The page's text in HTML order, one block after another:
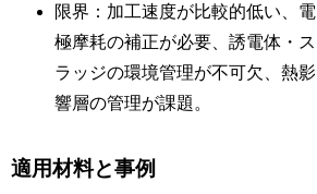
限界：加工速度が比較的低い、電
極摩耗の補正が必要、誘電体・ス
ラッジの環境管理が不可欠、熱影
響層の管理が課題。
適用材料と事例